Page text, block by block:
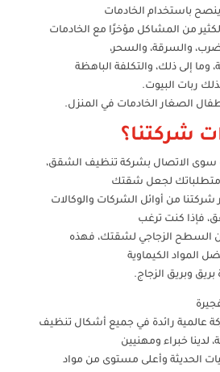
باستخدام الخادمات
من المشاكل مؤخرًا مع الخادمات
والسرقة، والسحر،
وما إلى ذلك، والتكلفة الباهظة
ربات البيوت.
الصغار الخادمات في المنزل.
شركتنا؟
سوى الاتصال بشركة تنظيف الشقق،
متطلباتك لجعل شقتك
من أوائل الشركات والوكالات
فإذا كنت ترغب
عن السطح الزجاجي لشقتك، فهذه
المواد الكيماوية
وبريق الزجاج.
رائدة في جميع أشكال تنظيف
لدينا خبراء ومهنيين
الحديثة وأعلى مستوى من مواد